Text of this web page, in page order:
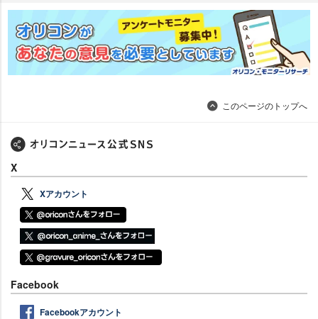
このページのトップへ
X
Xアカウント
Facebook
Facebookアカウント